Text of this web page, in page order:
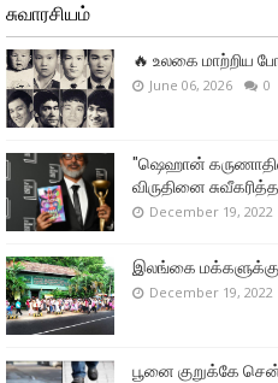
சுவாரசியம்
🔥 உலகை மாற்றிய
June 06, 2026 0
"ஷெஹான்
விருதினை
December 19, 2022
இலங்கை மக்களுக்கு
December 19, 2022
பூனை குறுக்கே